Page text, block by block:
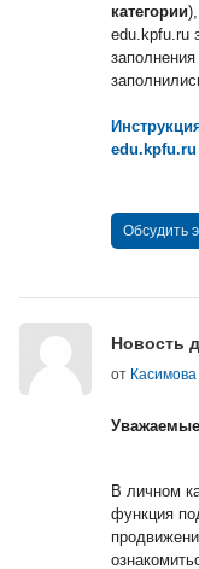
категории
edu.kpfu.ru
edu.kpfu.ru
Обсудить
Новость
от
В личном
функция